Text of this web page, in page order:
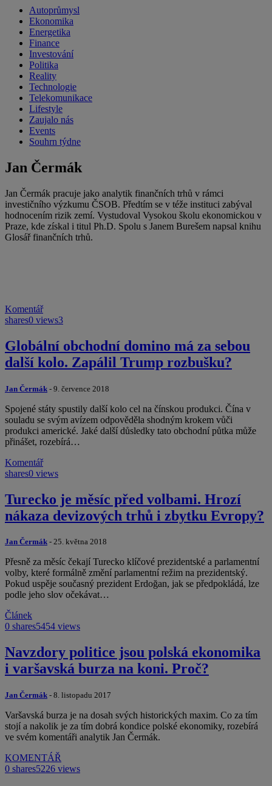
Autoprůmysl
Ekonomika
Energetika
Finance
Investování
Politika
Reality
Technologie
Telekomunikace
Lifestyle
Zaujalo nás
Events
Souhrn týdne
Jan Čermák
Jan Čermák pracuje jako analytik finančních trhů v rámci
investičního výzkumu ČSOB. Předtím se v téže instituci zabýval
hodnocením rizik zemí. Vystudoval Vysokou školu ekonomickou v
Praze, kde získal i titul Ph.D. Spolu s Janem Burešem napsal knihu
Glosář finančních trhů.
Komentář
shares0 views3
Globální obchodní domino má za sebou
další kolo. Zapálil Trump rozbušku?
Jan Čermák - 9. července 2018
Spojené státy spustily další kolo cel na čínskou produkci. Čína v
souladu se svým avízem odpověděla shodným krokem vůči
produkci americké. Jaké další důsledky tato obchodní půtka může
přinášet, rozebírá…
Komentář
shares0 views
Turecko je měsíc před volbami. Hrozí
nákaza devizových trhů i zbytku Evropy?
Jan Čermák - 25. května 2018
Přesně za měsíc čekají Turecko klíčové prezidentské a parlamentní
volby, které formálně změní parlamentní režim na prezidentský.
Pokud uspěje současný prezident Erdoğan, jak se předpokládá, lze
podle jeho slov očekávat…
Článek
0 shares5454 views
Navzdory politice jsou polská ekonomika
i varšavská burza na koni. Proč?
Jan Čermák - 8. listopadu 2017
Varšavská burza je na dosah svých historických maxim. Co za tím
stojí a nakolik je za tím dobrá kondice polské ekonomiky, rozebírá
ve svém komentáři analytik Jan Čermák.
KOMENTÁŘ
0 shares5226 views